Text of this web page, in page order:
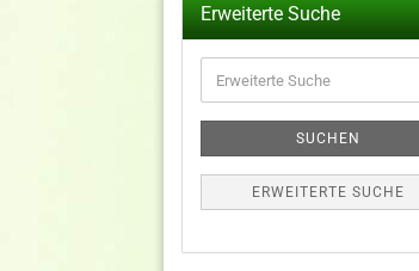
Erweiterte Suche
Suche
SUCHEN
ERWEITERTE SUCHE